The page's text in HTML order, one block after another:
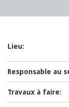
Lieu:
Responsable au
Travaux à faire: